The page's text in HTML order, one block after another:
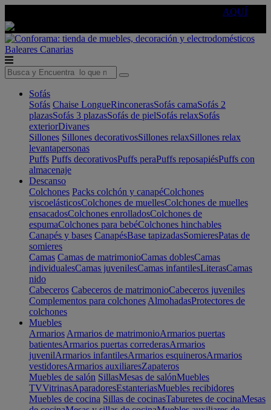
AQUÍ
Baleares Canarias
Sofás
Sofás Chaise LongueRinconerasSofás camaSofás 2
plazasSofás 3 plazasSofás de pielSofás relaxSofás
exteriorDivanes
Sillones Sillones decorativosSillones relaxSillones relax
levantapersonas
Puffs Puffs decorativosPuffs peraPuffs reposapiésPuffs con
almacenaje
Descanso
Colchones Packs colchón y canapéColchones
viscoelásticosColchones de muellesColchones de muelles
ensacadosColchones enrolladosColchones de
espumaColchones para bebéColchones hinchables
Canapés y bases CanapésBase tapizadasSomieresPatas de
somieres
Camas Camas de matrimonioCamas doblesCamas
individualesCamas juvenilesCamas infantilesLiterasCamas
nido
Cabeceros Cabeceros de matrimonioCabeceros juveniles
Complementos para colchones AlmohadasProtectores de
colchones
Muebles
Armarios Armarios de matrimonioArmarios puertas
batientesArmarios puertas correderasArmarios
juvenilArmarios infantilesArmarios esquinerosArmarios
vestidoresArmarios auxiliaresZapateros
Muebles de salón SillasMesas de salónMuebles
TVVitrinasAparadoresEstanteriasMuebles recibidores
Muebles de cocina Sillas de cocinasTaburetes de cocinaMesas